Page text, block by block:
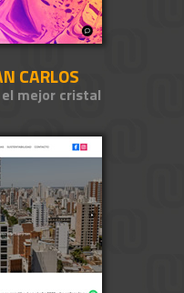
CARLOS
mejor cristal